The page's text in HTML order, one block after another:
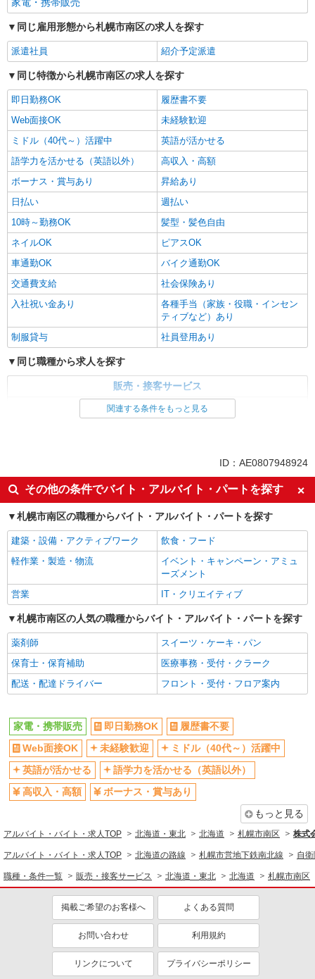
同じ雇用形態から札幌市南区の求人を探す
派遣社員 紹介予定派遣
同じ特徴から札幌市南区の求人を探す
即日勤務OK
履歴書不要
Web面接OK
未経験歓迎
ミドル（40代～）活躍中
英語が活かせる
語学力を活かせる（英語以外）
高収入・高額
ボーナス・賞与あり
昇給あり
日払い
週払い
10時～勤務OK
髪型・髪色自由
ネイルOK
ピアスOK
車通勤OK
バイク通勤OK
交通費支給
社会保険あり
入社祝い金あり
各種手当（家族・役職・インセン
ティブなど）あり
制服貸与
社員登用あり
同じ職種から求人を探す
販売・接客サービス
英語が活かせる
ボーナス・賞与あり
日払い
車通勤OK
交通費支給
社会保険あり
社員登用あり
関連する条件をもっと見る
ID：AE0807948924
その他の条件でバイト・アルバイト・パートを探す
札幌市南区の職種からバイト・アルバイト・パートを探す
建築・設備・アクティブワーク
飲食・フード
軽作業・製造・物流
イベント・キャンペーン・アミュ
ーズメント
営業
IT・クリエイティブ
札幌市南区の人気の職種からバイト・アルバイト・パートを探す
薬剤師
スイーツ・ケーキ・パン
保育士・保育補助
医療事務・受付・クラーク
配送・配達ドライバー
フロント・受付・フロア案内
家電・携帯販売 即日勤務OK
履歴書不要
Web面接OK
未経験歓迎
ミドル（40代～）活躍中
英語が活かせる
語学力を活かせる（英語以外）
高収入・高額
ボーナス・賞与あり
もっと見る
アルバイト・バイト・求人TOP 北海道・東北 北海道 札幌市南区 株式
アルバイト・バイト・求人TOP 北海道の路線 札幌市営地下鉄南北線 自
職種・条件一覧 販売・接客サービス 北海道・東北 北海道 札幌市南区
掲載ご希望のお客様へ よくある質問
お問い合わせ 利用規約
リンクについて プライバシーポリシー